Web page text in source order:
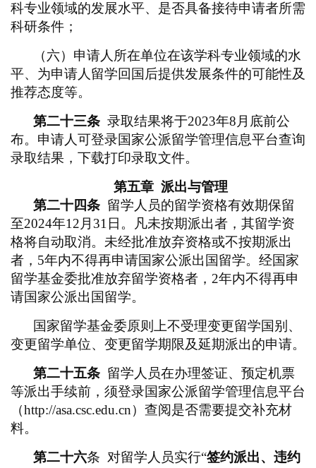
科专业领域的发展水平、是否具备接待申请者所需
科研条件；
（六）申请人所在单位在该学科专业领域的水
平、为申请人留学回国后提供发展条件的可能性及
推荐态度等。
第二十三条 录取结果将于2023年8月底前公
布。申请人可登录国家公派留学管理信息平台查询
录取结果，下载打印录取文件。
第五章派出与管理
第二十四条 留学人员的留学资格有效期保留
至2024年12月31日。凡未按期派出者，其留学资
格将自动取消。未经批准放弃资格或不按期派出
者，5年内不得再申请国家公派出国留学。经国家
留学基金委批准放弃留学资格者，2年内不得再申
请国家公派出国留学。
国家留学基金委原则上不受理变更留学国别、
变更留学单位、变更留学期限及延期派出的申请。
第二十五条 留学人员在办理签证、预定机票
等派出手续前，须登录国家公派留学管理信息平台
（http://asa.csc.edu.cn）查阅是否需要提交补充材
料。
第二十六条 对留学人员实行“签约派出、违约